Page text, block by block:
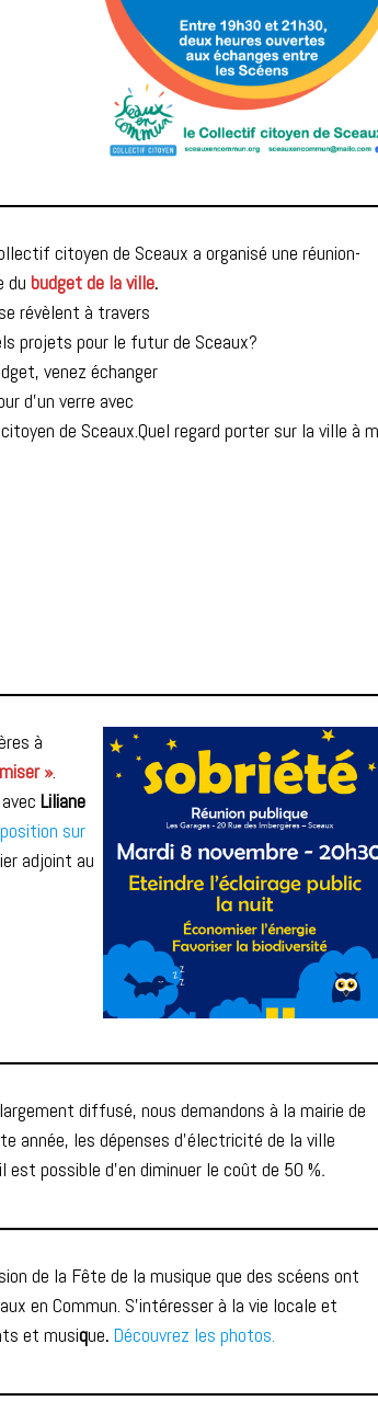
citoyen de Sceaux a organisé une réunion-
du budget de la ville.
révèlent à travers
projets pour le futur de Sceaux?
venez échanger
d’un verre avec
de Sceaux.Quel regard porter sur la ville à
à
».
Liliane
sur
adjoint au
diffusé, nous demandons à la mairie de
année, les dépenses d’électricité de la ville
possible d’en diminuer le coût de 50 %.
de la Fête de la musique que des scéens ont
en Commun. S’intéresser à la vie locale et
et musique. Découvrez les photos.